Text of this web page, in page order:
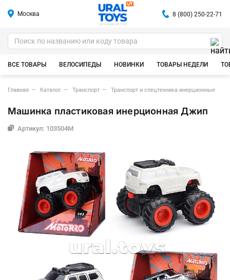
Москва
ИГРУШКИ ОПТОМ
8 (800) 250-22-71
ВСЕ ТОВАРЫ ВЕЛОСИПЕДЫ НОВИНКИ ТОВАРЫ НЕДЕЛИ
Главная Каталог Транспорт Транспорт и спецтехника инерционные
Машинка пластиковая инерционная Джип
Артикул: 103504M